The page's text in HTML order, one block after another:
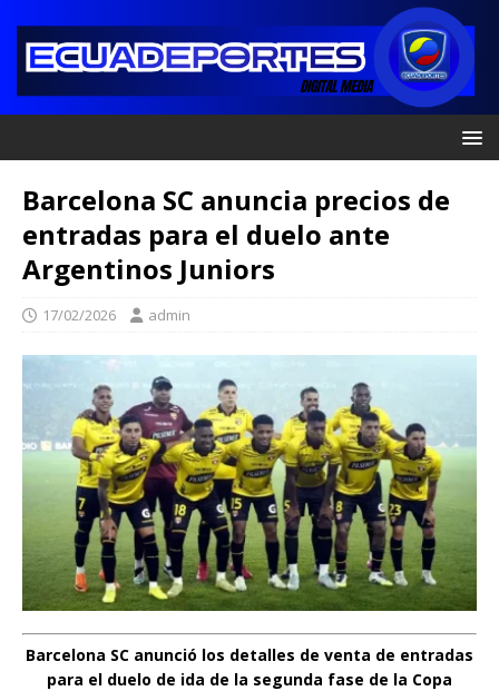
Barcelona SC anuncia precios de
entradas para el duelo ante
Argentinos Juniors
17/02/2026 admin
Barcelona SC anunció los detalles de venta de entradas
para el duelo de ida de la segunda fase de la Copa